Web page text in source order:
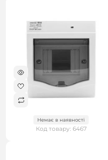
Немає в наявності
Код товару: 6467